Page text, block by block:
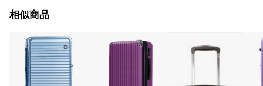
品、票券、訂閱方案、PChome儲值商品、企業專區/企業採購、
值點數、點數/禮物卡 [2025/2/16起適用] - 票券全品項
[2026/6/2起適用] 《5》回饋點數的計算將會排除【訂單活動折
扣 (含折價券折扣)】、【P幣扣抵】、【現金積點扣抵】及【訂單
運費】等金額。 《6》符合LINE POINTS回饋資格之訂單將於商
家訂單頁面標示「LINE回饋」，若無此標示則 不符合回饋LINE
相似商品